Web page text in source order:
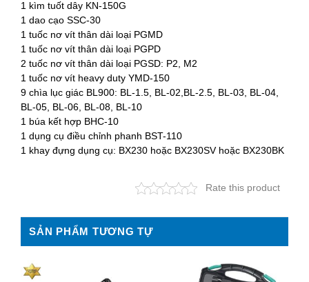
1 kìm tuốt dây KN-150G
1 dao cạo SSC-30
1 tuốc nơ vít thân dài loại PGMD
1 tuốc nơ vít thân dài loại PGPD
2 tuốc nơ vít thân dài loại PGSD: P2, M2
1 tuốc nơ vít heavy duty YMD-150
9 chìa lục giác BL900: BL-1.5, BL-02,BL-2.5, BL-03, BL-04,
BL-05, BL-06, BL-08, BL-10
1 búa kết hợp BHC-10
1 dụng cụ điều chỉnh phanh BST-110
1 khay đựng dụng cụ: BX230 hoặc BX230SV hoặc BX230BK
Rate this product
SẢN PHẨM TƯƠNG TỰ